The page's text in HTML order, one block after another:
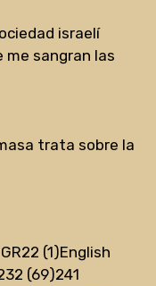
israelí
sangran las
trata sobre la
(1)English
(69)241